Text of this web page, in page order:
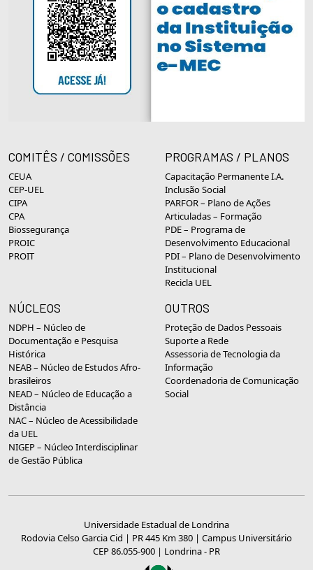
COMITÊS / COMISSÕES
CEUA
CEP-UEL
CIPA
CPA
Biossegurança
PROIC
PROIT
PROGRAMAS / PLANOS
Capacitação Permanente I.A.
Inclusão Social
PARFOR – Plano de Ações
Articuladas – Formação
PDE – Programa de
Desenvolvimento Educacional
PDI – Plano de Desenvolvimento
Institucional
Recicla UEL
NÚCLEOS
NDPH – Núcleo de
Documentação e Pesquisa
Histórica
NEAB – Núcleo de Estudos Afro-
brasileiros
NEAD – Núcleo de Educação a
Distância
NAC – Núcleo de Acessibilidade
da UEL
NIGEP – Núcleo Interdisciplinar
de Gestão Pública
OUTROS
Proteção de Dados Pessoais
Suporte a Rede
Assessoria de Tecnologia da
Informação
Coordenadoria de Comunicação
Social
Universidade Estadual de Londrina
Rodovia Celso Garcia Cid | PR 445 Km 380 | Campus Universitário
CEP 86.055-900 | Londrina - PR